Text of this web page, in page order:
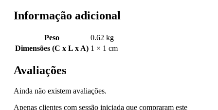
Informação adicional
Peso
0.62 kg
Dimensões (C x L x A) 1 × 1 cm
Avaliações
Ainda não existem avaliações.
Apenas clientes com sessão iniciada que compraram este